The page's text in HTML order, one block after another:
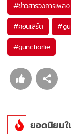
#ข่าวสารวงการเพลง
#คอนเสิร์ต #
#guncharlie
ยอดนิยม